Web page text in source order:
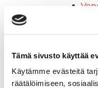
Tämä sivusto käyttää
Käytämme evästeitä
räätälöimiseen,